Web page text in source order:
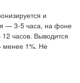
и
— 3-5 часа, на фоне
12 часов. Выводится
менее 1%. Не